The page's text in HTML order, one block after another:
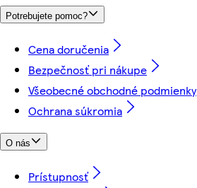
Potrebujete pomoc?
Cena doručenia
Bezpečnosť pri nákupe
Všeobecné obchodné podmienky
Ochrana súkromia
O nás
Prístupnosť